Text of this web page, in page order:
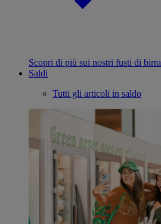
Scopri di più sui nostri fusti di birra
Saldi
Tutti gli articoli in saldo